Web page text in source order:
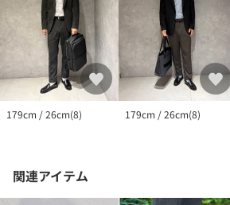
179cm / 26cm(8) 179cm / 26cm(8)
関連アイテム